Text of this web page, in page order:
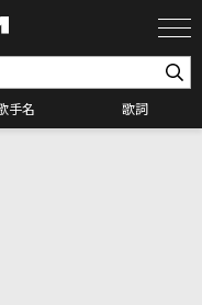
手名 歌詞